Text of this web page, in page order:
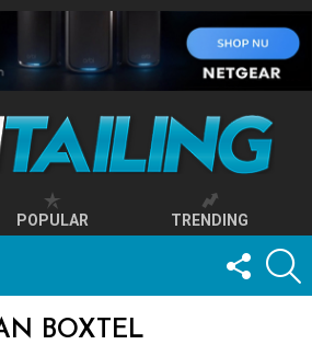
POPULAR TRENDING
FOLLOW
US
BOXTEL